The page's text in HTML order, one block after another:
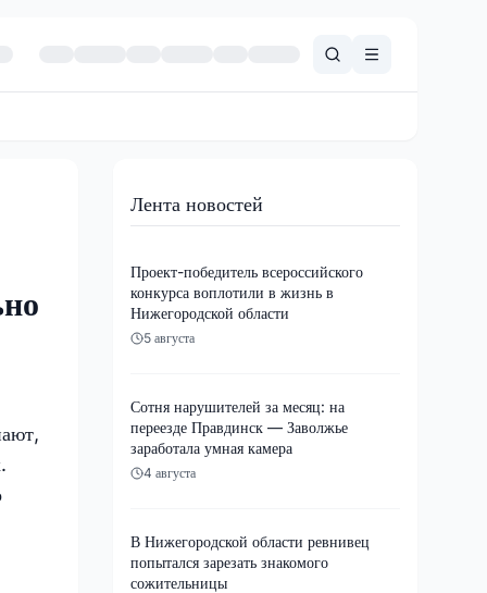
Лента новостей
Проект-победитель всероссийского
конкурса воплотили в жизнь в
Нижегородской области
5 августа
Сотня нарушителей за месяц: на
переезде Правдинск — Заволжье
заработала умная камера
4 августа
В Нижегородской области ревнивец
попытался зарезать знакомого
сожительницы